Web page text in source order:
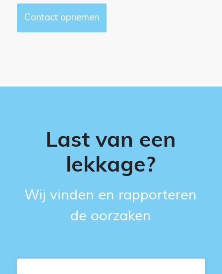
Contact opnemen
Last van een
lekkage?
Wij vinden en rapporteren
de oorzaken